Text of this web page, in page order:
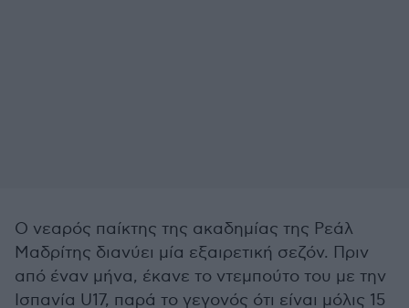
Ο νεαρός παίκτης της ακαδημίας της Ρεάλ
Μαδρίτης διανύει μία εξαιρετική σεζόν. Πριν
από έναν μήνα, έκανε το ντεμπούτο του με την
Ισπανία U17, παρά το γεγονός ότι είναι μόλις 15